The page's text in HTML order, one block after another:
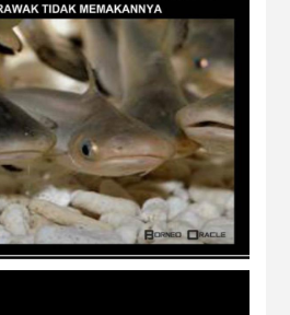
Patin & Kenapa
Sarawak Tidak